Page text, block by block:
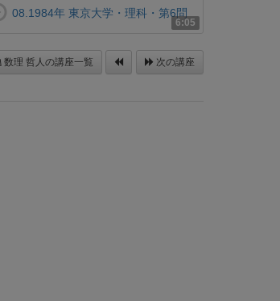
6:05
08.1984年 東京大学・理科・第6問
数理 哲人の講座一覧 次の講座